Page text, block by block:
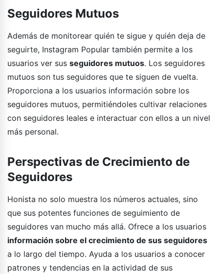
Seguidores Mutuos
Además de monitorear quién te sigue y quién deja de
seguirte, Instagram Popular también permite a los
usuarios ver sus seguidores mutuos. Los seguidores
mutuos son tus seguidores que te siguen de vuelta.
Proporciona a los usuarios información sobre los
seguidores mutuos, permitiéndoles cultivar relaciones
con seguidores leales e interactuar con ellos a un nivel
más personal.
Perspectivas de Crecimiento de
Seguidores
Honista no solo muestra los números actuales, sino
que sus potentes funciones de seguimiento de
seguidores van mucho más allá. Ofrece a los usuarios
información sobre el crecimiento de sus seguidores
a lo largo del tiempo. Ayuda a los usuarios a conocer
patrones y tendencias en la actividad de sus